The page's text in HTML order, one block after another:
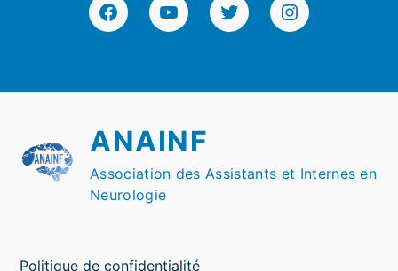
FacebookYouTubeTwitterInstagram
ANAINF
Association des Assistants et Internes en
Neurologie
Politique de confidentialité